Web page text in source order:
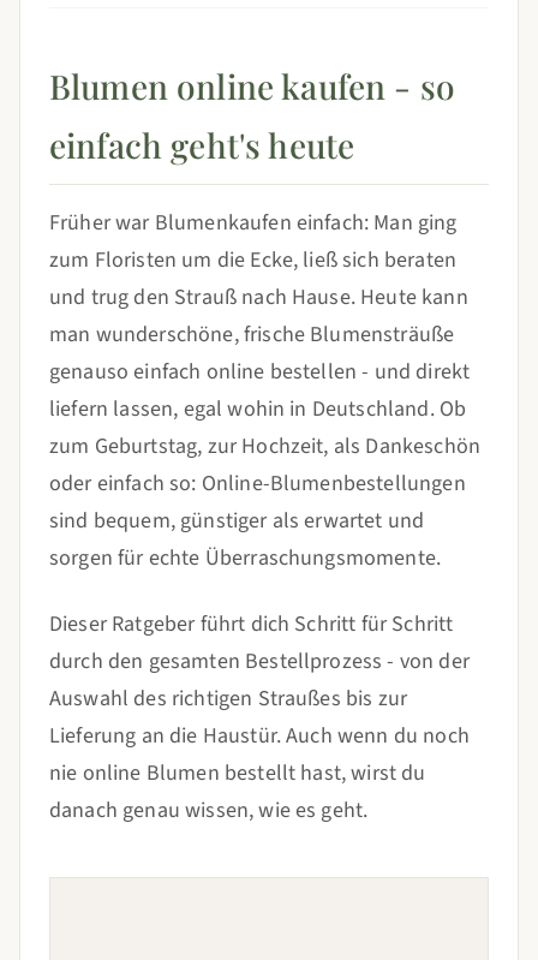
Blumen online kaufen - so
einfach geht's heute
Früher war Blumenkaufen einfach: Man ging
zum Floristen um die Ecke, ließ sich beraten
und trug den Strauß nach Hause. Heute kann
man wunderschöne, frische Blumensträuße
genauso einfach online bestellen - und direkt
liefern lassen, egal wohin in Deutschland. Ob
zum Geburtstag, zur Hochzeit, als Dankeschön
oder einfach so: Online-Blumenbestellungen
sind bequem, günstiger als erwartet und
sorgen für echte Überraschungsmomente.
Dieser Ratgeber führt dich Schritt für Schritt
durch den gesamten Bestellprozess - von der
Auswahl des richtigen Straußes bis zur
Lieferung an die Haustür. Auch wenn du noch
nie online Blumen bestellt hast, wirst du
danach genau wissen, wie es geht.